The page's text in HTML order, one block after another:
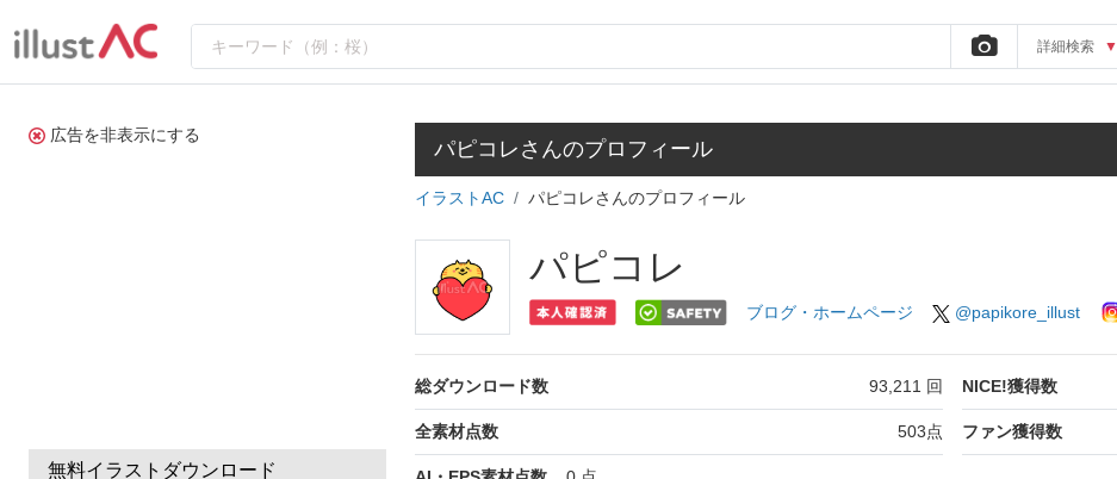
詳細検索 ▼
広告を非表示にする
無料イラストダウンロード
パピコレさんのプロフィール
イラストAC パピコレさんのプロフィール
パピコレ
ブログ・ホームページ @papikore_illust
総ダウンロード数 93,211 回
全素材点数 503点
NICE!獲得数
ファン獲得数